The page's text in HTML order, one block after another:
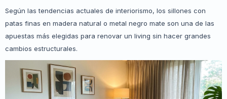
Según las tendencias actuales de interiorismo, los sillones con
patas finas en madera natural o metal negro mate son una de las
apuestas más elegidas para renovar un living sin hacer grandes
cambios estructurales.